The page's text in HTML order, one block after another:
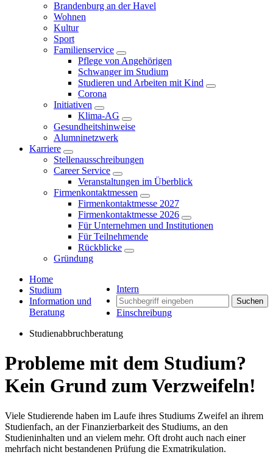
Brandenburg an der Havel
Wohnen
Kultur
Sport
Familienservice
Pflege von Angehörigen
Schwanger im Studium
Studieren und Arbeiten mit Kind
Corona
Initiativen
Klima-AG
Gesundheitshinweise
Alumninetzwerk
Karriere
Stellenausschreibungen
Career Service
Veranstaltungen im Überblick
Firmenkontaktmessen
Firmenkontaktmesse 2027
Firmenkontaktmesse 2026
Für Unternehmen und Institutionen
Für Teilnehmende
Rückblicke
Gründung
Intern
Suchen
Einschreibung
Home
Studium
Information und
Beratung
Studienabbruchberatung
Probleme mit dem Studium?
Kein Grund zum Verzweifeln!
Viele Studierende haben im Laufe ihres Studiums Zweifel an ihrem
Studienfach, an der Finanzierbarkeit des Studiums, an den
Studieninhalten und an vielem mehr. Oft droht auch nach einer
mehrfach nicht bestandenen Prüfung die Exmatrikulation.